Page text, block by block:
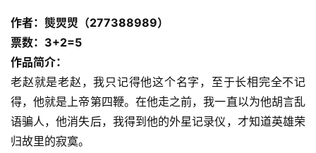
作者：熋焸焽（277388989）
票数：3+2=5
作品简介：
老赵就是老赵，我只记得他这个名字，至于长相完全不记
得，他就是上帝第四鞭。在他走之前，我一直以为他胡言乱
语骗人，他消失后，我得到他的外星记录仪，才知道英雄荣
归故里的寂寞。